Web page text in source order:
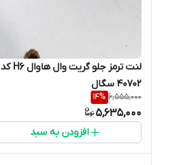
لنت ترمز جلو گریت وال هاوال H6 کد
40702 سگال
6,555,000
14%
5,635,000
افزودن به سبد